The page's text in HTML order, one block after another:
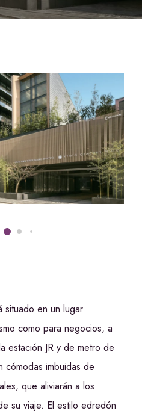
situado en un lugar
como para negocios, a
estación JR y de metro de
cómodas imbuidas de
que aliviarán a los
su viaje. El estilo edredón